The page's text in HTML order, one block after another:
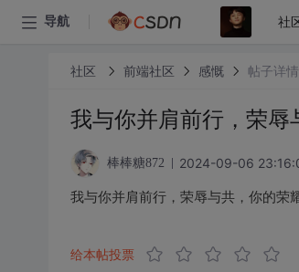
导航 社
社区 前端社区 感慨 帖子详情
我与你并肩前行，荣辱
棒棒糖872 2024-09-06
我与你并肩前行，荣辱与共，你的荣
给本帖投票